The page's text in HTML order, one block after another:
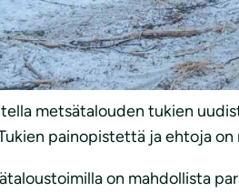
rahoittaa enemmän kuin
rakentamisen
metsätalouden tukien
painopistettä ja ehtoja on
on mahdollista